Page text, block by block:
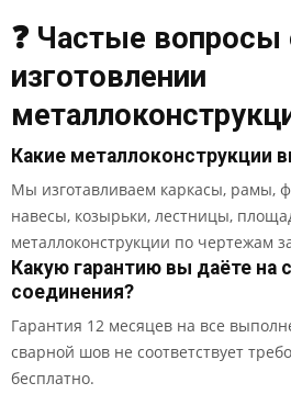
❓ Частые вопросы
изготовлении
Какие металлоконструкции
Мы изготавливаем каркасы, рамы,
навесы, козырьки, лестницы,
металлоконструкции по чертежам
Какую гарантию вы даёте на
соединения?
Гарантия 12 месяцев на все
сварной шов не соответствует
бесплатно.